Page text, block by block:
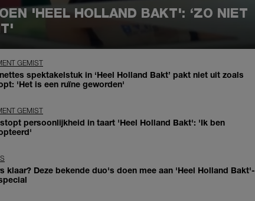
'HEEL HOLLAND BAKT': ‘ZO NIET
GEMIST
spektakelstuk in ‘Heel Holland Bakt’ pakt niet uit zoals
'Het is een ruïne geworden'
GEMIST
persoonlijkheid in taart 'Heel Holland Bakt': 'Ik ben
klaar? Deze bekende duo's doen mee aan 'Heel Holland Bakt'-